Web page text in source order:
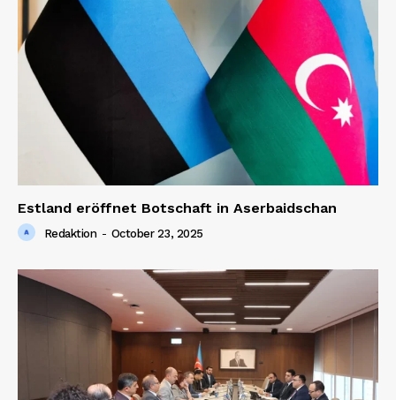
Estland eröffnet Botschaft in Aserbaidschan
Redaktion - October 23, 2025